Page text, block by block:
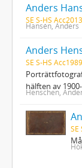
Anders
SE S-HS
Hansén, Anders
Anders
SE S-HS
hälften av
Henschen,
SE